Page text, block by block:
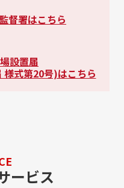
督署はこちら
設置届
式第20号)はこちら
ービス